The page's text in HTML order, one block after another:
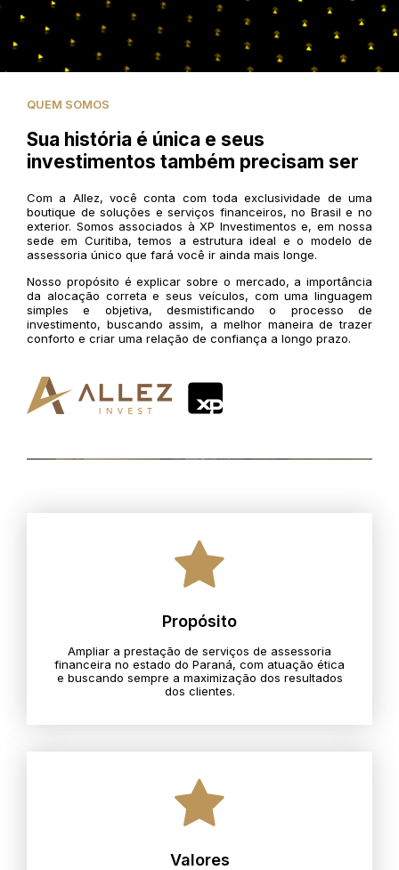
QUEM SOMOS
Sua história é única e seus
investimentos também precisam ser
Com a Allez, você conta com toda exclusividade de uma
boutique de soluções e serviços financeiros, no Brasil e no
exterior. Somos associados à XP Investimentos e, em nossa
sede em Curitiba, temos a estrutura ideal e o modelo de
assessoria único que fará você ir ainda mais longe.
Nosso propósito é explicar sobre o mercado, a importância
da alocação correta e seus veículos, com uma linguagem
simples e objetiva, desmistificando o processo de
investimento, buscando assim, a melhor maneira de trazer
conforto e criar uma relação de confiança a longo prazo.
Propósito
Ampliar a prestação de serviços de assessoria
financeira no estado do Paraná, com atuação ética
e buscando sempre a maximização dos resultados
dos clientes.
Valores